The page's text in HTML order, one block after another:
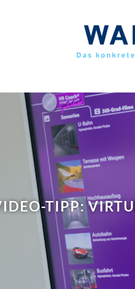
UND ACTION!